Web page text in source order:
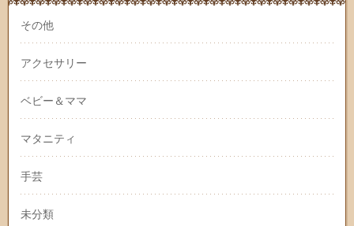
その他
アクセサリー
ベビー＆ママ
マタニティ
手芸
未分類